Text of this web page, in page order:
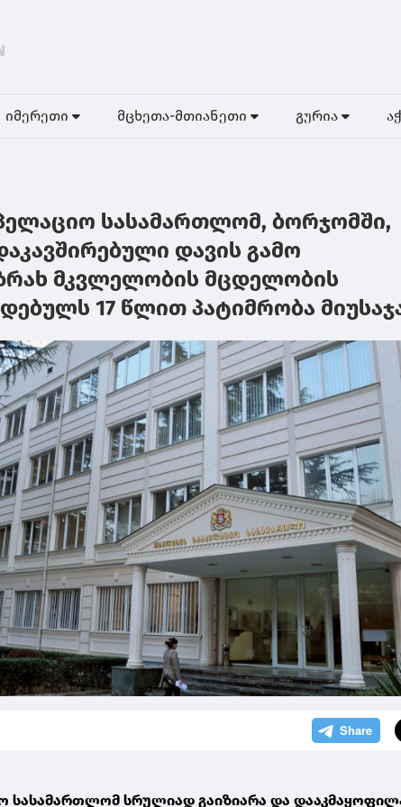
იმერეთი მცხეთა-მთიანეთი გურია
სასამართლომ, ბორჯომში,
დავის გამო
მკვლელობის მცდელობის
17 წლით პატიმრობა
სასამართლომ სრულიად გაიზიარა და